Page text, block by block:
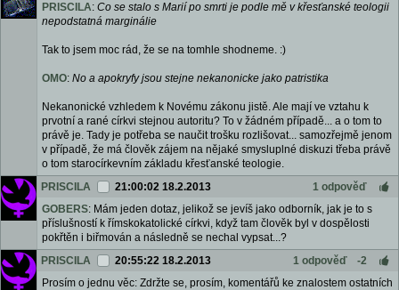
PRISCILA: Co se stalo s Marií po smrti je podle mě v křesťanské teologii
nepodstatná marginálie
Tak to jsem moc rád, že se na tomhle shodneme. :)
OMO: No a apokryfy jsou stejne nekanonicke jako patristika
Nekanonické vzhledem k Novému zákonu jistě. Ale mají ve vztahu k
prvotní a rané církvi stejnou autoritu? To v žádném případě... a o tom to
právě je. Tady je potřeba se naučit trošku rozlišovat... samozřejmě jenom
v případě, že má člověk zájem na nějaké smysluplné diskuzi třeba právě
o tom starocírkevním základu křesťanské teologie.
PRISCILA
21:00:02 18.2.2013
1 odpověď
GOBERS: Mám jeden dotaz, jelikož se jevíš jako odborník, jak je to s
příslušností k římskokatolické církvi, když tam člověk byl v dospělosti
pokřtěn i biřmován a následně se nechal vypsat...?
PRISCILA
20:55:22 18.2.2013 1 odpověď
-2
Prosím o jednu věc: Zdržte se, prosím, komentářů ke znalostem ostatních